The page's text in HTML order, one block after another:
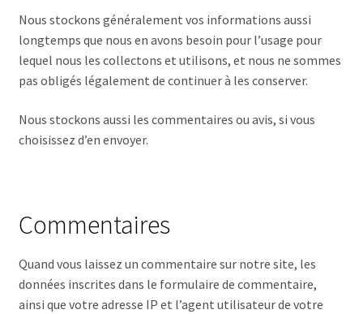
Nous stockons généralement vos informations aussi
longtemps que nous en avons besoin pour l’usage pour
lequel nous les collectons et utilisons, et nous ne sommes
pas obligés légalement de continuer à les conserver.
Nous stockons aussi les commentaires ou avis, si vous
choisissez d’en envoyer.
Commentaires
Quand vous laissez un commentaire sur notre site, les
données inscrites dans le formulaire de commentaire,
ainsi que votre adresse IP et l’agent utilisateur de votre